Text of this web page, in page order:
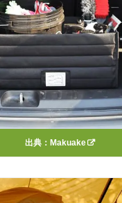
出典： Makuake